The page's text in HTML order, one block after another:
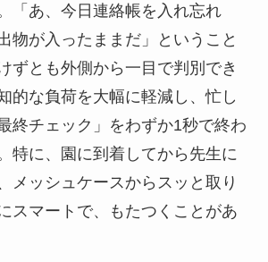
「あ、今日連絡帳を入れ忘れ
物が入ったままだ」ということ
ずとも外側から一目で判別でき
的な負荷を大幅に軽減し、忙し
終チェック」をわずか1秒で終わ
特に、園に到着してから先生に
メッシュケースからスッと取り
スマートで、もたつくことがあ